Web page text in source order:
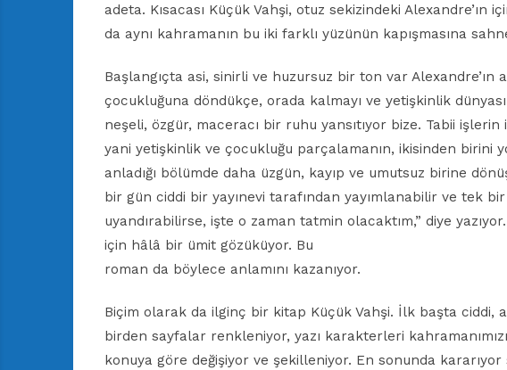
adeta. Kısacası Küçük Vahşi, otuz sekizindeki Alexandre’ın
da aynı kahramanın bu iki farklı yüzünün kapışmasına
Başlangıçta asi, sinirli ve huzursuz bir ton var Alexandre’ın
çocukluğuna döndükçe, orada kalmayı ve yetişkinlik
neşeli, özgür, maceracı bir ruhu yansıtıyor bize. Tabii
yani yetişkinlik ve çocukluğu parçalamanın, ikisinden birini
anladığı bölümde daha üzgün, kayıp ve umutsuz birine
bir gün ciddi bir yayınevi tarafından yayımlanabilir ve tek
uyandırabilirse, işte o zaman tatmin olacaktım,” diye
için hâlâ bir ümit gözüküyor. Bu
roman da böylece anlamını kazanıyor.
Biçim olarak da ilginç bir kitap Küçük Vahşi. İlk başta ciddi,
birden sayfalar renkleniyor, yazı karakterleri
konuya göre değişiyor ve şekilleniyor. En sonunda